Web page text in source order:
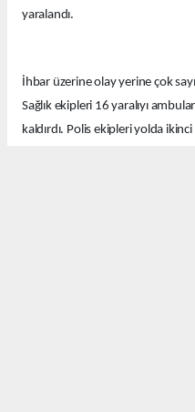
yaralandı.
İhbar üzerine olay yerine çok
Sağlık ekipleri 16 yaralıyı
kaldırdı. Polis ekipleri yolda